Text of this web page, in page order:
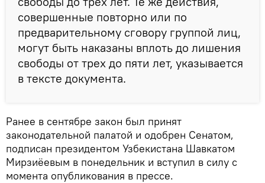
совершенные повторно или по
предварительному сговору группой лиц,
могут быть наказаны вплоть до лишения
свободы от трех до пяти лет, указывается
в тексте документа.
Ранее в сентябре закон был принят
законодательной палатой и одобрен Сенатом,
подписан президентом Узбекистана Шавкатом
Мирзиёевым в понедельник и вступил в силу с
момента опубликования в прессе.